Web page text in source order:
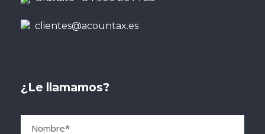
clientes@acountax.es
¿Le llamamos?